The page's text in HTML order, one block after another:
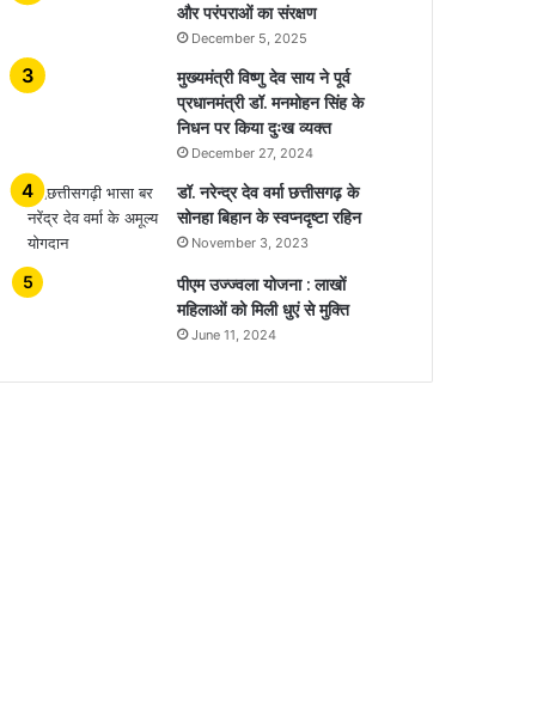
और परंपराओं का संरक्षण
December 5, 2025
मुख्यमंत्री विष्णु देव साय ने पूर्व
प्रधानमंत्री डॉ. मनमोहन सिंह के
निधन पर किया दुःख व्यक्त
December 27, 2024
डॉ. नरेन्द्र देव वर्मा छत्तीसगढ़ के
सोनहा बिहान के स्वप्नदृष्टा रहिन
November 3, 2023
पीएम उज्ज्वला योजना : लाखों
महिलाओं को मिली धुएं से मुक्ति
June 11, 2024